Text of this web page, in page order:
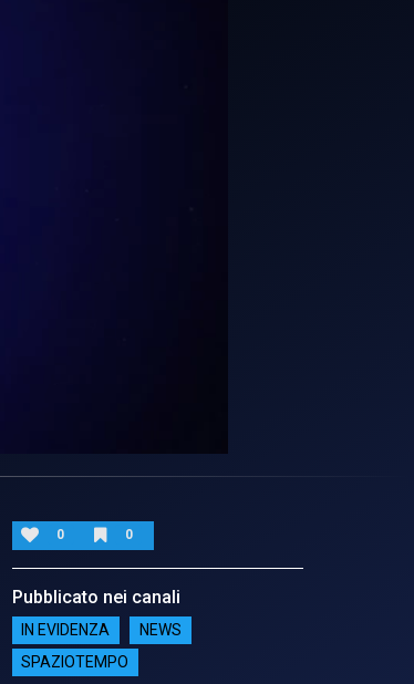
0 0
Pubblicato nei canali
IN EVIDENZA
NEWS
SPAZIOTEMPO